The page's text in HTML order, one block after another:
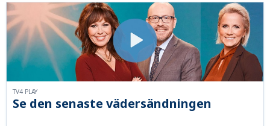
Se den senaste vädersändningen
TV4 PLAY